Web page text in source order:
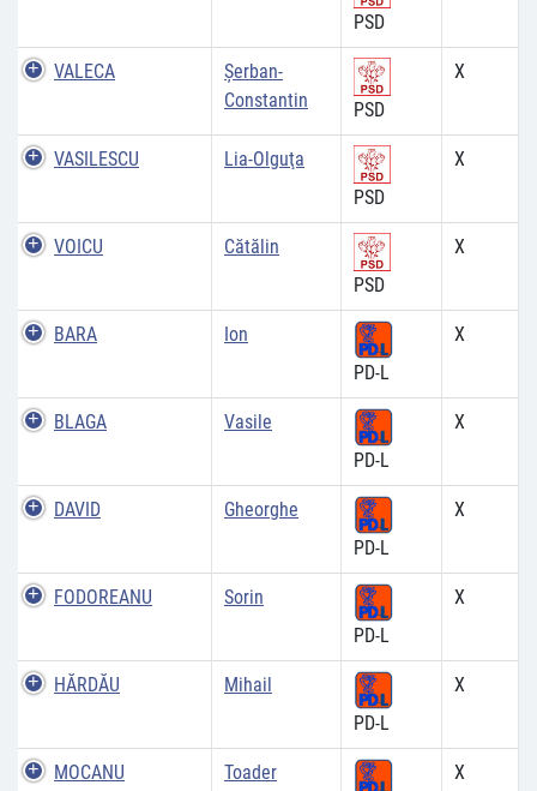
PSD
VALECA
Şerban-
Constantin
PSD
X
VASILESCU
Lia-Olguţa
PSD
X
VOICU
Cătălin
PSD
X
BARA
Ion
PD-L
X
BLAGA
Vasile
PD-L
X
DAVID
Gheorghe
PD-L
X
FODOREANU
Sorin
PD-L
X
HĂRDĂU
Mihail
PD-L
X
MOCANU
Toader
X